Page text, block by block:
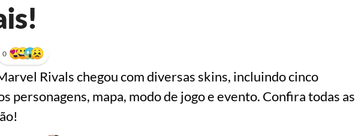
0
Rivals chegou com diversas skins, incluindo cinco
personagens, mapa, modo de jogo e evento. Confira todas as